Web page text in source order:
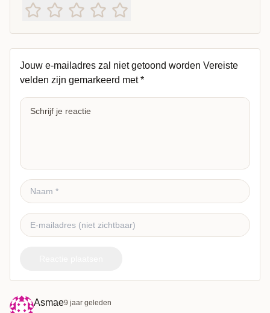
Jouw e-mailadres zal niet getoond worden Vereiste
velden zijn gemarkeerd met*
Asmae9 jaar geleden